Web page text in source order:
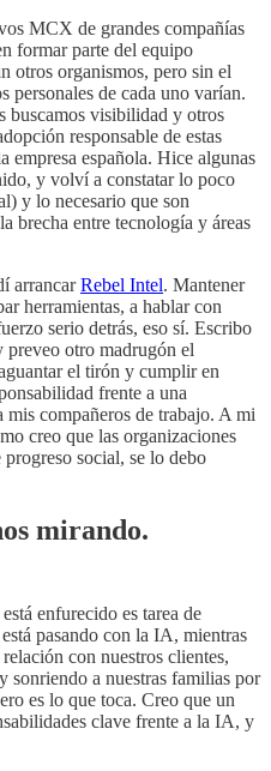
MCX de grandes compañías
formar parte del equipo
otros organismos, pero sin el
personales de cada uno varían.
buscamos visibilidad y otros
responsable de estas
empresa española. Hice algunas
y volví a constatar lo poco
y lo necesario que son
brecha entre tecnología y áreas
arrancarRebel Intel. Mantener
herramientas, a hablar con
serio detrás, eso sí. Escribo
preveo otro madrugón el
el tirón y cumplir en
frente a una
compañeros de trabajo. A mi
creo que las organizaciones
progreso social, se lo debo
mirando.
enfurecido es tarea de
pasando con la IA, mientras
con nuestros clientes,
sonriendo a nuestras familias por
es lo que toca. Creo que un
clave frente a la IA, y